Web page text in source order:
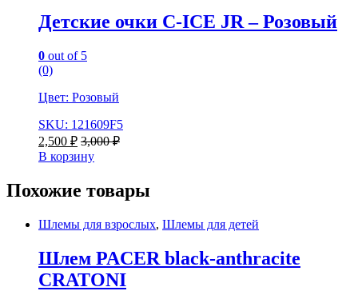
Детские очки C-ICE JR – Розовый
0 out of 5
(0)
Цвет: Розовый
SKU: 121609F5
2,500 ₽ 3,000₽
В корзину
Похожие товары
Шлемы для взрослых, Шлемы для детей
Шлем PACER black-anthracite
CRATONI